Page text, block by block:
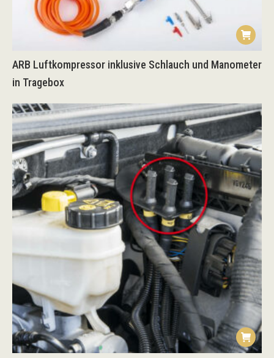
ARB Luftkompressor inklusive Schlauch und Manometer
in Tragebox